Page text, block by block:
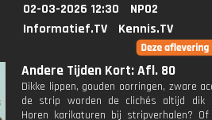
02-03-2026 12:30
NPO2
Informatief.TV
Kennis.TV
Andere Tijden Kort: Afl. 80
Dikke lippen, gouden oorringen, zware
de strip worden de clichés altijd dik
Horen karikaturen bij stripverhalen?